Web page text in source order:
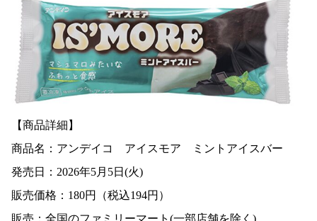
【商品詳細】
商品名：アンデイコ アイスモア ミントアイスバー
発売日：2026年5月5日(火)
販売価格：180円（税込194円）